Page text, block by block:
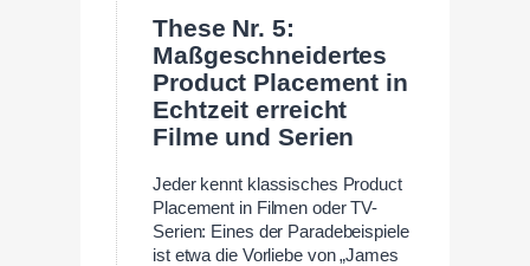
These Nr. 5:
Maßgeschneidertes
Product Placement in
Echtzeit erreicht
Filme und Serien
Jeder kennt klassisches Product
Placement in Filmen oder TV-
Serien: Eines der Paradebeispiele
ist etwa die Vorliebe von „James